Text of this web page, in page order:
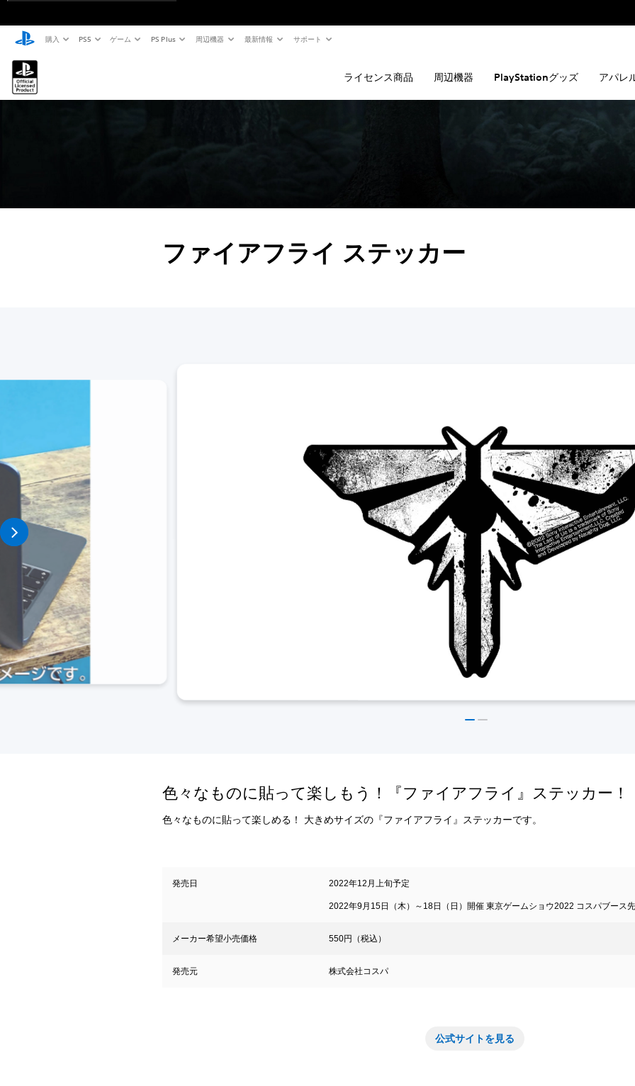
購入 PS5 ゲーム PS Plus 周辺機器 最新情報 サポート
ライセンス商品 周辺機器 PlayStationグッズ アパレ
ファイアフライ ステッカー
色々なものに貼って楽しもう！『ファイアフライ』ステッカー！
色々なものに貼って楽しめる！ 大きめサイズの『ファイアフライ』ステッカーです。
発売日 2022年12月上旬予定
2022年9月15日（木）～18日（日）開催 東京ゲームショウ2022 コスパブース
メーカー希望小売価格 550円（税込）
発売元 株式会社コスパ
公式サイトを見る